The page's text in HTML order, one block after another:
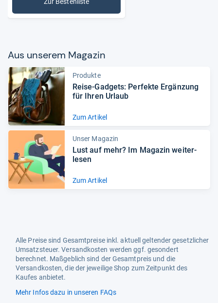
Zur Bestenliste
: Motorräder
Aus unse­rem Maga­zin
Produkte
Reise-​Gad­gets: Per­fekte Ergän­zung
für Ihren Urlaub
Zum Artikel
Unser Magazin
Lust auf mehr? Im Maga­zin wei­ter­
le­sen
Zum Artikel
Alle Preise sind Gesamtpreise inkl. aktuell geltender gesetzlicher
Umsatzsteuer. Versandkosten werden ggf. gesondert
berechnet. Maßgeblich sind der Gesamtpreis und die
Versandkosten, die der jeweilige Shop zum Zeitpunkt des
Kaufes anbietet.
Mehr Infos dazu in unseren FAQs